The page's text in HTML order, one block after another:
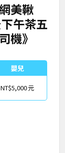
美鞦
午茶五
機》
嬰兒
NT$5,000